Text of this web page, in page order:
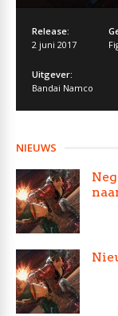
Release:
2 juni 2017
Uitgever:
Bandai Namco
NIEUWS